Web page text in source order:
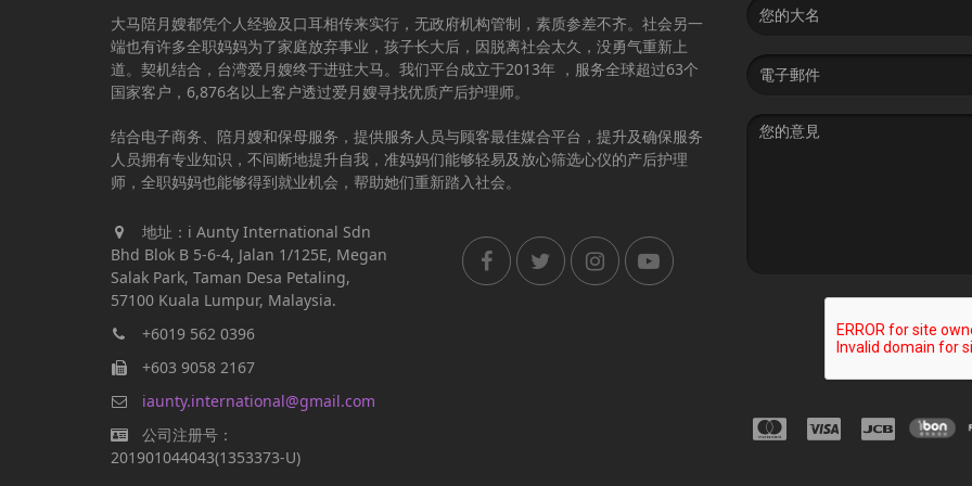
大马陪月嫂都凭个人经验及口耳相传来实行，无政府机构管制，素质参差不齐。社会另一
端也有许多全职妈妈为了家庭放弃事业，孩子长大后，因脱离社会太久，没勇气重新上
道。契机结合，台湾爱月嫂终于进驻大马。我们平台成立于2013年 ，服务全球超过63个
国家客户，6,876名以上客户透过爱月嫂寻找优质产后护理师。
结合电子商务、陪月嫂和保母服务，提供服务人员与顾客最佳媒合平台，提升及确保服务
人员拥有专业知识，不间断地提升自我，准妈妈们能够轻易及放心筛选心仪的产后护理
师，全职妈妈也能够得到就业机会，帮助她们重新踏入社会。
地址：i Aunty International Sdn
Bhd Blok B 5-6-4, Jalan 1/125E, Megan
Salak Park, Taman Desa Petaling,
57100 Kuala Lumpur, Malaysia.
+6019 562 0396
+603 9058 2167
iaunty.international@gmail.com
公司注册号：
201901044043(1353373-U)
Email
address
Message